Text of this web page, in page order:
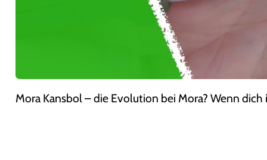
Mora Kansbol – die Evolution bei Mora? Wenn